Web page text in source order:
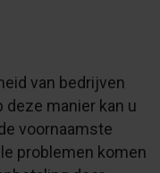
van bedrijven
deze manier kan u
voornaamste
problemen komen